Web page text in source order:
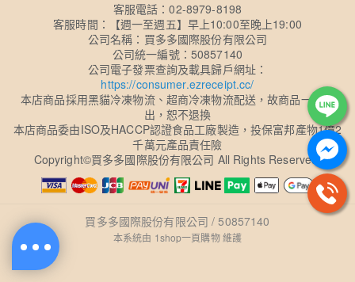
客服電話：02-8979-8198
客服時間：【週一至週五】早上10:00至晚上19:00
公司名稱：買多多國際股份有限公司
公司統一編號：50857140
公司電子發票查詢及載具歸戶網址：
https://consumer.ezreceipt.cc/
本店商品採用黑貓冷凍物流、超商冷凍物流配送，故商品一經售
出，恕不退換
本店商品委由ISO及HACCP認證食品工廠製造，投保富邦產物1億2
千萬元產品責任險
Copyright©買多多國際股份有限公司 All Rights Reserved.
買多多國際股份有限公司 / 50857140
本系統由 1shop一頁購物維護